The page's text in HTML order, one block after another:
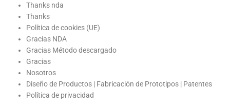
Thanks nda
Thanks
Política de cookies (UE)
Gracias NDA
Gracias Método descargado
Gracias
Nosotros
Diseño de Productos | Fabricación de Prototipos | Patentes
Política de privacidad